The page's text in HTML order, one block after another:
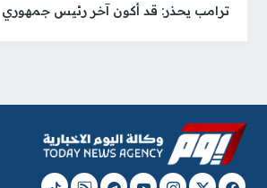
ترامب يحذر: قد أكون آخر رئيس جمهوري